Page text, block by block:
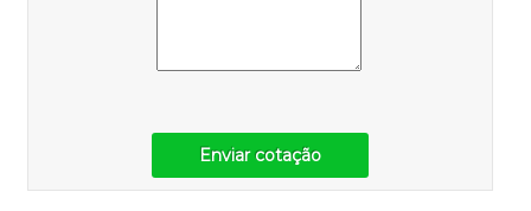
Enviar cotação